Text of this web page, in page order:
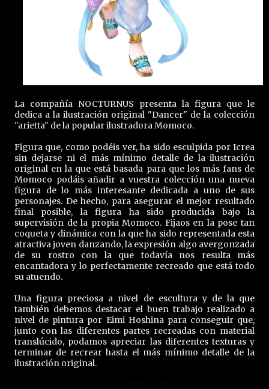
La compañía NOCTURNUS presenta la figura que le
dedica a la ilustración original "Dancer" de la colección
"arietta" de la popular ilustradora Momoco.
Figura que, como podéis ver, ha sido esculpida por Icrea
sin dejarse ni el más mínimo detalle de la ilustración
original en la que está basada para que los más fans de
Momoco podáis añadir a vuestra colección una nueva
figura de lo más interesante dedicada a uno de sus
personajes. De hecho, para asegurar el mejor resultado
final posible, la figura ha sido producida bajo la
supervisión de la propia Momoco. Fijaos en la pose tan
coqueta y dinámica con la que ha sido representada esta
atractiva joven danzando, la expresión algo avergonzada
de su rostro con la que todavía nos resulta más
encantadora y lo perfectamente recreado que está todo
su atuendo.
Una figura preciosa a nivel de escultura y de la que
también debemos destacar el buen trabajo realizado a
nivel de pintura por Eimi Hoshina para conseguir que,
junto con las diferentes partes recreadas con material
translúcido, podamos apreciar las diferentes texturas y
terminar de recrear hasta el más mínimo detalle de la
ilustración original.